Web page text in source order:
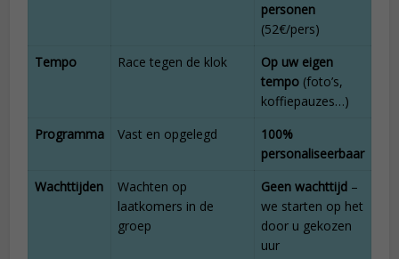
personen
(52€/pers)
Tempo
Race tegen de klok
Op uw eigen
tempo (foto’s,
koffiepauzes…)
Programma
Vast en opgelegd
100%
personaliseerbaar
Wachttijden
Wachten op
laatkomers in de
groep
Geen wachttijd –
we starten op het
door u gekozen
uur